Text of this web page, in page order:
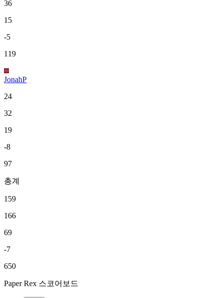
36
15
-5
119
JonahP
24
32
19
-8
97
총계
159
166
69
-7
650
Paper Rex 스코어보드